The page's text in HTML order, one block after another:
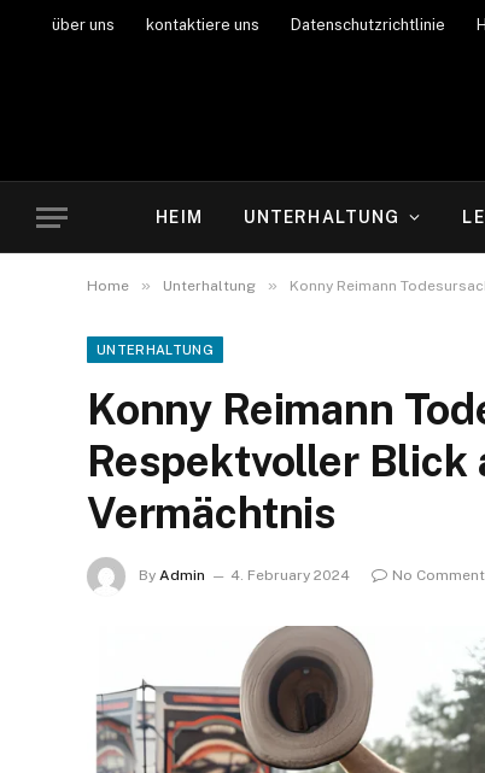
über uns kontaktiere uns Datenschutzrichtlinie
HEIM UNTERHALTUNG
Home » Unterhaltung » Konny Reimann
UNTERHALTUNG
Konny Reimann
Respektvoller Blick
Vermächtnis
By Admin 4. February 2024 No